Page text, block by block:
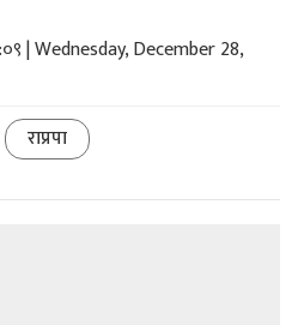
| Wednesday, December 28,
राप्रपा